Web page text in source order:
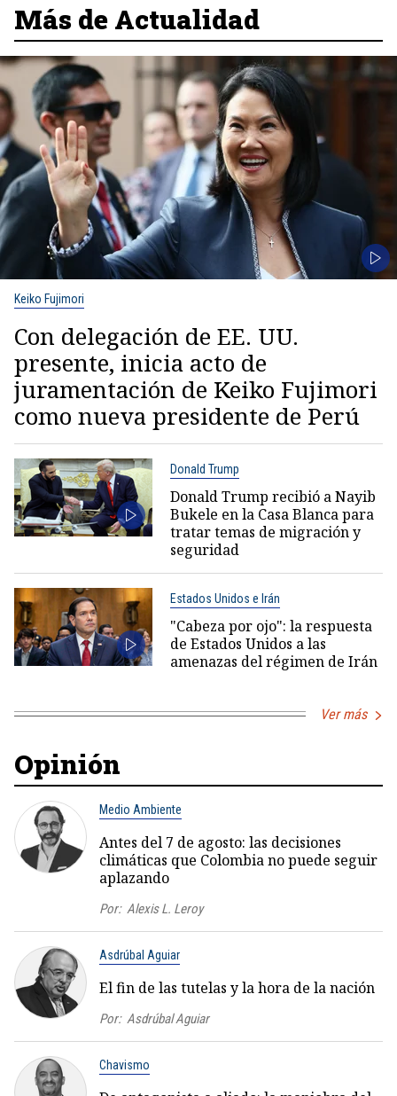
Más de Actualidad
Keiko Fujimori
Con delegación de EE. UU.
presente, inicia acto de
juramentación de Keiko Fujimori
como nueva presidente de Perú
Donald Trump
Donald Trump recibió a Nayib
Bukele en la Casa Blanca para
tratar temas de migración y
seguridad
Estados Unidos e Irán
"Cabeza por ojo": la respuesta
de Estados Unidos a las
amenazas del régimen de Irán
Ver más
Opinión
Medio Ambiente
Antes del 7 de agosto: las decisiones
climáticas que Colombia no puede seguir
aplazando
Por: Alexis L. Leroy
Asdrúbal Aguiar
El fin de las tutelas y la hora de la nación
Por: Asdrúbal Aguiar
Chavismo